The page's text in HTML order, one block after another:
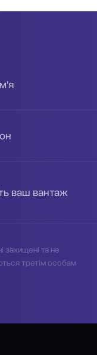
ваш вантаж
захищені та не
третім особам